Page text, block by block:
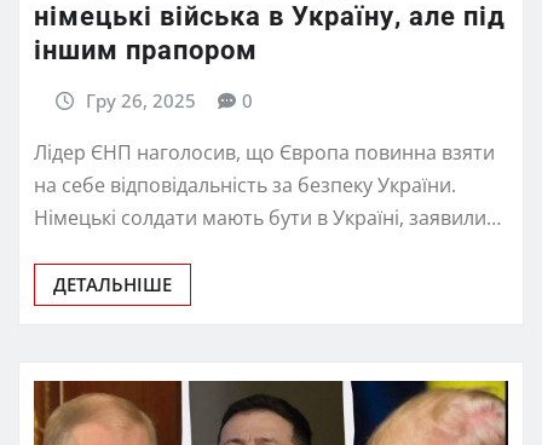
німецькі війська в Україну, але під
іншим прапором
Гру 26, 2025 0
Лідер ЄНП наголосив, що Європа повинна взяти
на себе відповідальність за безпеку України.
Німецькі солдати мають бути в Україні, заявили…
ДЕТАЛЬНІШЕ